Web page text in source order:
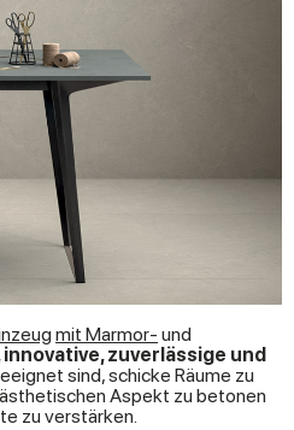
mit Marmor- und
zuverlässige und
sind, schicke Räume zu
Aspekt zu betonen
zu verstärken.